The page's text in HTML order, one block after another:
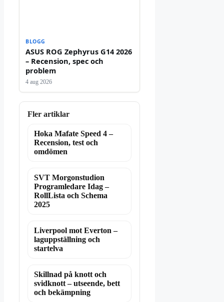
BLOGG
ASUS ROG Zephyrus G14 2026
– Recension, spec och
problem
4 aug 2026
Fler artiklar
Hoka Mafate Speed 4 –
Recension, test och
omdömen
SVT Morgonstudion
Programledare Idag –
RollLista och Schema
2025
Liverpool mot Everton –
laguppställning och
startelva
Skillnad på knott och
svidknott – utseende, bett
och bekämpning